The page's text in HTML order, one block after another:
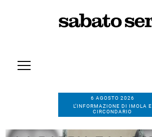
6 AGOSTO 2026
L’INFORMAZIONE DI IMOLA E
CIRCONDARIO